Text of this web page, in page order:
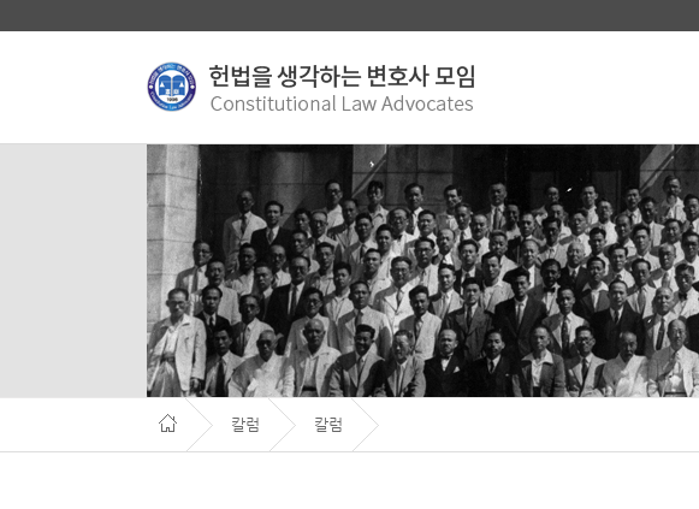
칼럼 칼럼